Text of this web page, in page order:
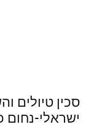
סכין טיולים
ישראלי-נחום